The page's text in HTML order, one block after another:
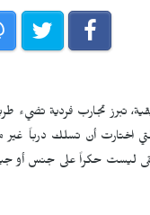
تبرز تجارب فردية تضيء
التي اختارت أن تسلك درباً
ليست حكراً على جنس